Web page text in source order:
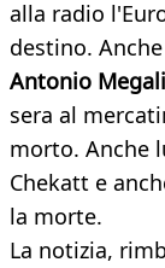
alla radio
destino. Anche
Antonio
sera al
morto. Anche
Chekatt e
la morte.
La notizia,